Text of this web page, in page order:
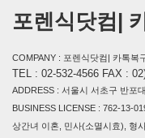
포렌식닷컴|
COMPANY : 포렌식닷컴| 카톡복
TEL : 02-532-4566 FAX :
ADDRESS : 서울시 서초구 반포
BUSINESS LICENSE : 762-13-
상간녀 이혼, 민사(소멸시효), 형